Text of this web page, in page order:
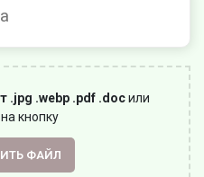
.jpg .webp .pdf .docили
кнопку
ФАЙЛ